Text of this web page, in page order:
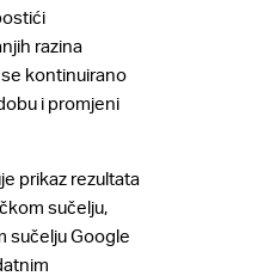
razina
kontinuirano
i promjeni
prikaz rezultata
sučelju,
sučelju Google